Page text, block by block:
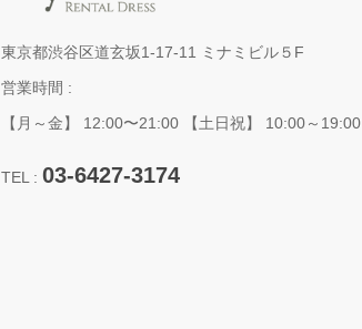
東京都渋谷区道玄坂1-17-11 ミナミビル５F
営業時間 :
【月～金】 12:00〜21:00 【土日祝】 10:00～19:00
TEL : 03-6427-3174